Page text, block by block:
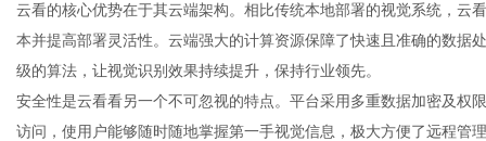
云看的核心优势在于其云端架构。相比传统本地部署的视觉系统，云
本并提高部署灵活性。云端强大的计算资源保障了快速且准确的数据
级的算法，让视觉识别效果持续提升，保持行业领先。
安全性是云看看另一个不可忽视的特点。平台采用多重数据加密及权
访问，使用户能够随时随地掌握第一手视觉信息，极大方便了远程管